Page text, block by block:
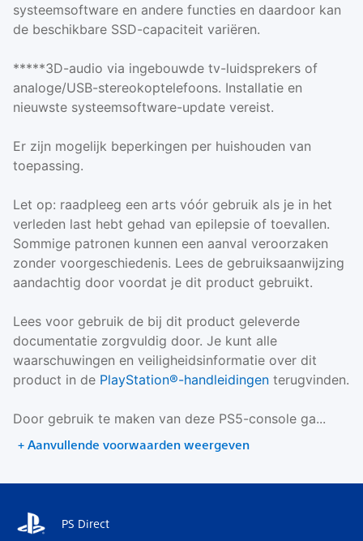
systeemsoftware en andere functies en daardoor kan
de beschikbare SSD-capaciteit variëren.
*****3D-audio via ingebouwde tv-luidsprekers of
analoge/USB-stereokoptelefoons. Installatie en
nieuwste systeemsoftware-update vereist.
Er zijn mogelijk beperkingen per huishouden van
toepassing.
Let op: raadpleeg een arts vóór gebruik als je in het
verleden last hebt gehad van epilepsie of toevallen.
Sommige patronen kunnen een aanval veroorzaken
zonder voorgeschiedenis. Lees de gebruiksaanwijzing
aandachtig door voordat je dit product gebruikt.
Lees voor gebruik de bij dit product geleverde
documentatie zorgvuldig door. Je kunt alle
waarschuwingen en veiligheidsinformatie over dit
product in de PlayStation®-handleidingen terugvinden.
Door gebruik te maken van deze PS5-console ga...
+ Aanvullende voorwaarden weergeven
PS Direct